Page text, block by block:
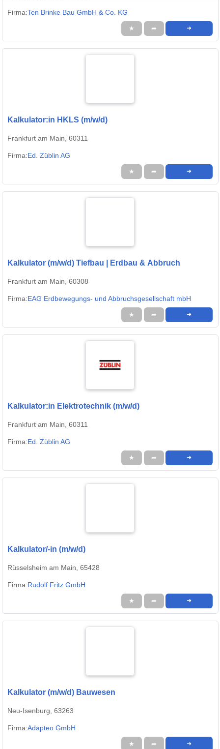
Firma:Ten Brinke Bau GmbH & Co. KG
★ ➦ ➜
Kalkulator:in HKLS (m/w/d)
Frankfurt am Main, 60311
Firma:Ed. Züblin AG
★ ➦ ➜
Kalkulator (m/w/d) Tiefbau | Erdbau & Abbruch
Frankfurt am Main, 60308
Firma:EAG Erdbewegungs- und Abbruchsgesellschaft mbH
★ ➦ ➜
Kalkulator:in Elektrotechnik (m/w/d)
Frankfurt am Main, 60311
Firma:Ed. Züblin AG
★ ➦ ➜
Kalkulator/-in (m/w/d)
Rüsselsheim am Main, 65428
Firma:Rudolf Fritz GmbH
★ ➦ ➜
Kalkulator (m/w/d) Bauwesen
Neu-Isenburg, 63263
Firma:Adapteo GmbH
★ ➦ ➜